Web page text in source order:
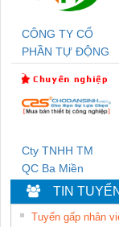
CÔNG TY CỔ
PHẦN TỰ ĐỘNG
Cty TNHH TM
QC Ba Miền
TIN TUYỂN
Tuyển gấp nhân